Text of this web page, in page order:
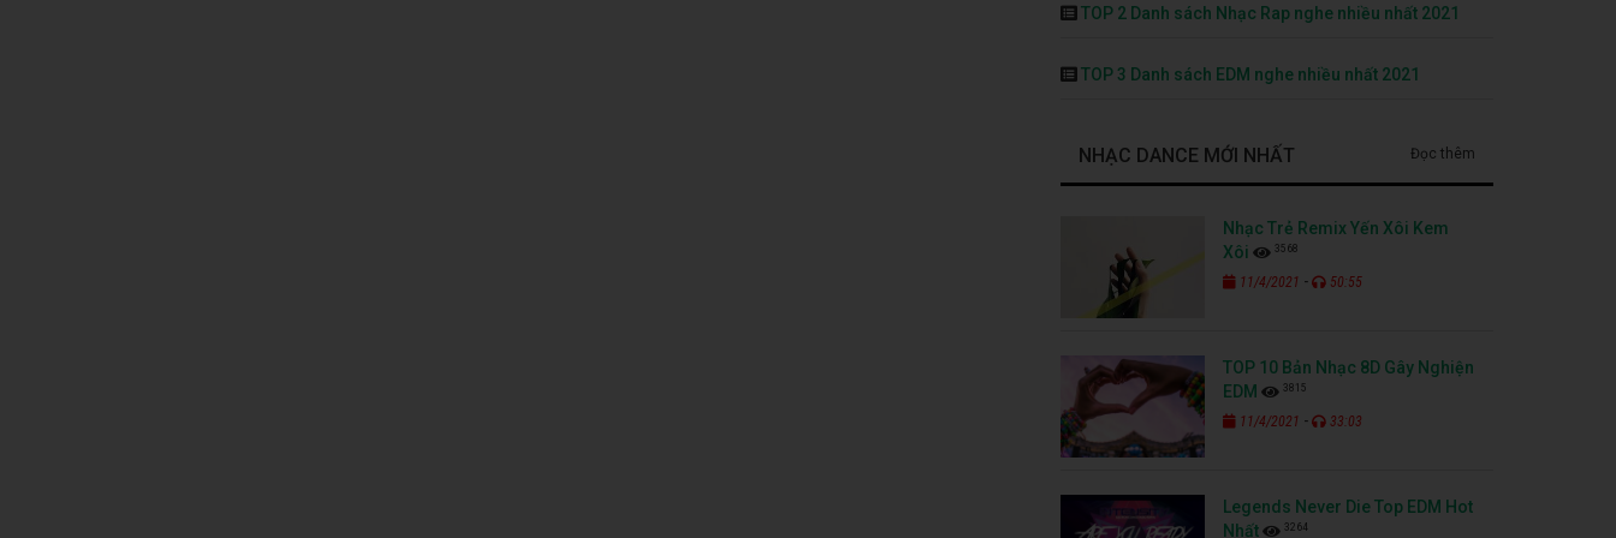
TOP 2 Danh sách Nhạc Rap nghe nhiều nhất 2021
TOP 3 Danh sách EDM nghe nhiều nhất 2021
NHẠC DANCE MỚI NHẤT Đọc thêm
Nhạc Trẻ Remix Yến Xôi Kem
Xôi
3568
11/4/2021 - 50:55
TOP 10 Bản Nhạc 8D Gây Nghiện
EDM
3815
11/4/2021 - 33:03
Legends Never Die Top EDM Hot
Nhất
3264